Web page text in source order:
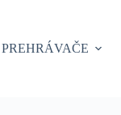
PREHRÁVAČE